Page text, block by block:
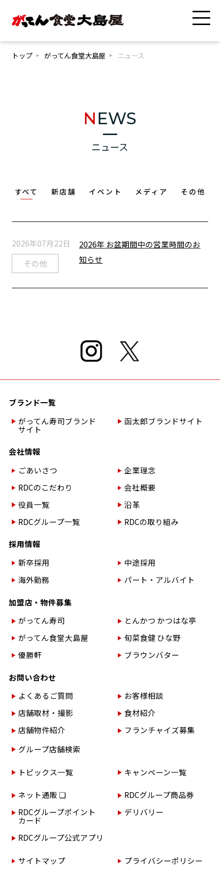
トップ がってん食堂大島屋 ニュース
NEWS
ニュース
すべて 新店舗 イベント メディア その他
2026年07月22日
その他
2026年 お盆期間中の営業時間のお
知らせ
ブランド一覧
がってん寿司ブランド
サイト
函太郎ブランドサイト
会社情報
ごあいさつ
企業理念
RDCのこだわり
会社概要
役員一覧
沿革
RDCグループ一覧
RDCの取り組み
採用情報
新卒採用
中途採用
海外勤務
パート・アルバイト
加盟店・物件募集
がってん寿司
とんかつ かつはな亭
がってん食堂大島屋
旬菜食健 ひな野
優勝軒
ブラウンバター
お問い合わせ
よくあるご質問
お客様相談
店舗取材・撮影
食材紹介
店舗物件紹介
フランチャイズ募集
グループ店舗検索
トピックス一覧 キャンペーン一覧
ネット通販 ❏
RDCグループ商品券
RDCグループポイント
カード
デリバリー
RDCグループ公式アプリ
サイトマップ プライバシーポリシー